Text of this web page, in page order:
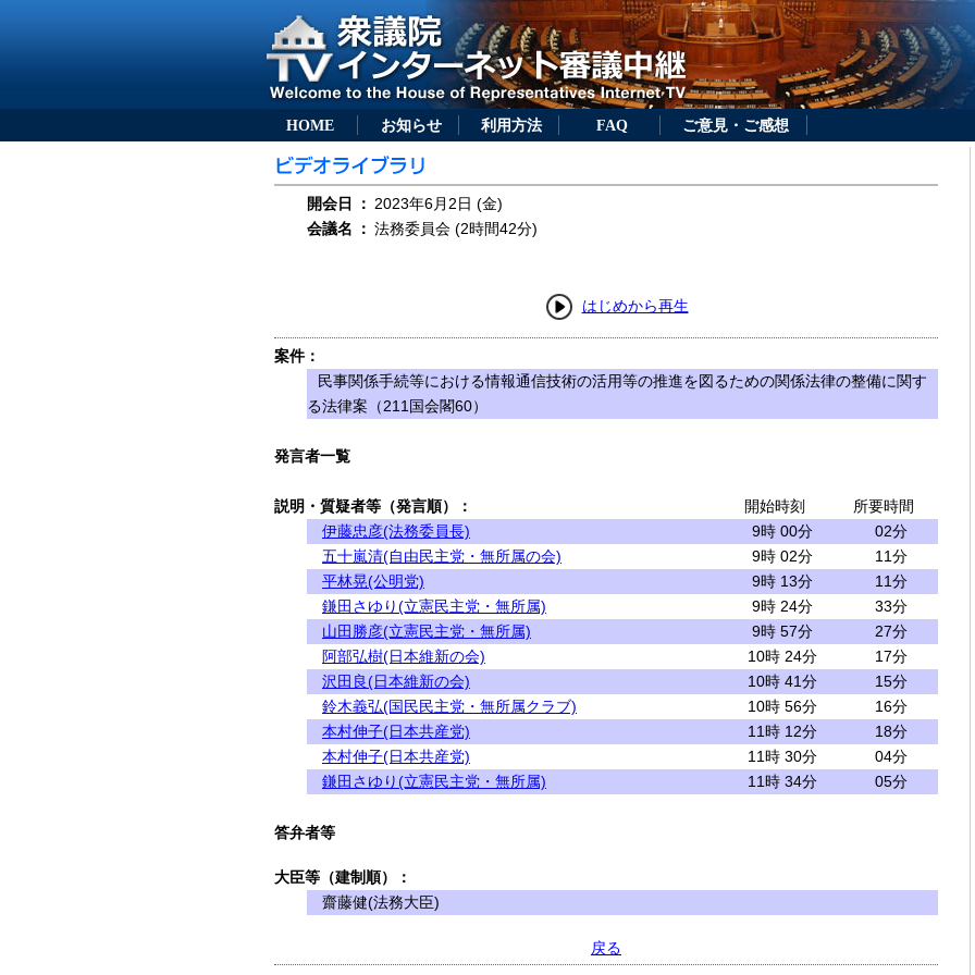
HOME お知らせ 利用方法 FAQ ご意見・ご感想
開会日 ： 2023年6月2日 (金)
会議名
： 法務委員会 (2時間42分)
はじめから再生
案件：
民事関係手続等における情報通信技術の活用等の推進を図るための関係法律の整備に関す
る法律案（211国会閣60）
発言者一覧
説明・質疑者等（発言順）： 開始時刻
所要時間
伊藤忠彦(法務委員長)
9時 00分
02分
五十嵐清(自由民主党・無所属の会)
9時 02分
11分
平林晃(公明党)
9時 13分
11分
鎌田さゆり(立憲民主党・無所属)
9時 24分
33分
山田勝彦(立憲民主党・無所属)
9時 57分
27分
阿部弘樹(日本維新の会)
10時 24分
17分
沢田良(日本維新の会)
10時 41分
15分
鈴木義弘(国民民主党・無所属クラブ)
10時 56分
16分
本村伸子(日本共産党)
11時 12分
18分
本村伸子(日本共産党)
11時 30分
04分
鎌田さゆり(立憲民主党・無所属)
11時 34分 05分
答弁者等
大臣等（建制順）：
齋藤健(法務大臣)
戻る